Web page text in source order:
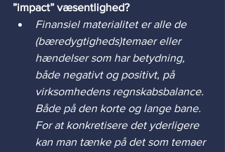
”impact” væsentlighed?
Finansiel materialitet er alle de
(bæredygtigheds)temaer eller
hændelser som har betydning,
både negativt og positivt, på
virksomhedens regnskabsbalance.
Både på den korte og lange bane.
For at konkretisere det yderligere
kan man tænke på det som temaer